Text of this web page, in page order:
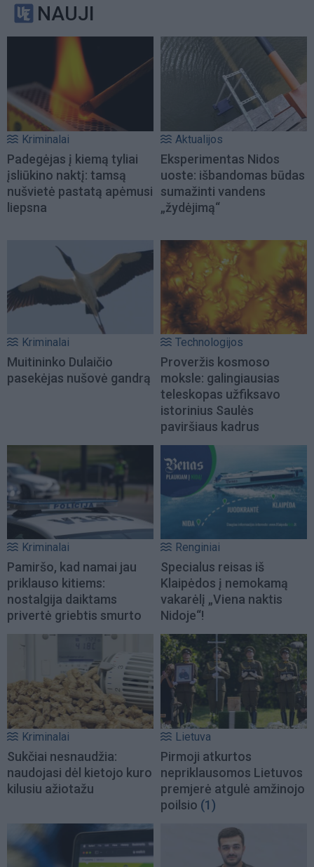
NAUJI
Kriminalai
Padegėjas į kiemą tyliai
įsliūkino naktį: tamsą
nušvietė pastatą apėmusi
liepsna
Aktualijos
Eksperimentas Nidos
uoste: išbandomas būdas
sumažinti vandens
„žydėjimą“
Kriminalai
Muitininko Dulaičio
pasekėjas nušovė gandrą
Technologijos
Proveržis kosmoso
moksle: galingiausias
teleskopas užfiksavo
istorinius Saulės
paviršiaus kadrus
Kriminalai
Pamiršo, kad namai jau
priklauso kitiems:
nostalgija daiktams
privertė griebtis smurto
Renginiai
Specialus reisas iš
Klaipėdos į nemokamą
vakarėlį „Viena naktis
Nidoje“!
Kriminalai
Sukčiai nesnaudžia:
naudojasi dėl kietojo kuro
kilusiu ažiotažu
Lietuva
Pirmoji atkurtos
nepriklausomos Lietuvos
premjerė atgulė amžinojo
poilsio (1)